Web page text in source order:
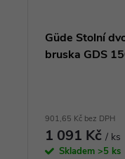
Güde Stolní
bruska GDS
901,65 Kč bez DPH
1 091 Kč / ks
Skladem >5 ks